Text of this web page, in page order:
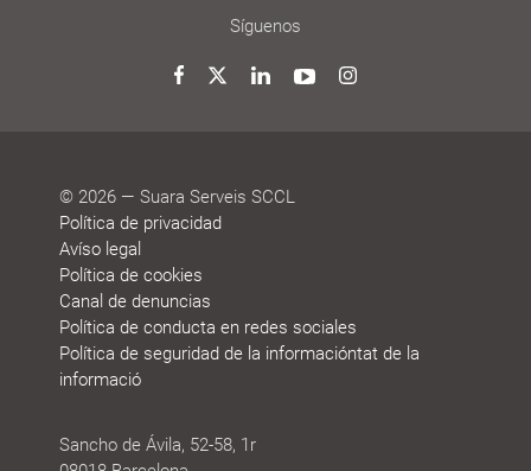
Síguenos
Facebook
TwitterLinkedInYouTubeInstagram
© 2026 — Suara Serveis SCCL
Política de privacidad
Avíso legal
Política de cookies
Canal de denuncias
Política de conducta en redes sociales
Política de seguridad de la informacióntat de la
informació
Sancho de Ávila, 52-58, 1r